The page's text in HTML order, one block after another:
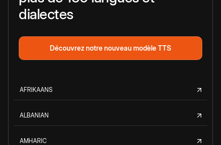
dialectes
Découvrez notre nouveau modèle TTS
AFRIKAANS
ALBANIAN
AMHARIC